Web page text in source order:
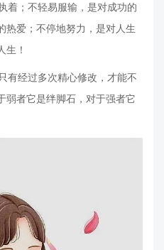
着；不轻易服输，是对成功的
热爱；不停地努力，是对人生
生！
有经过多次精心修改，才能不
弱者它是绊脚石，对于强者它